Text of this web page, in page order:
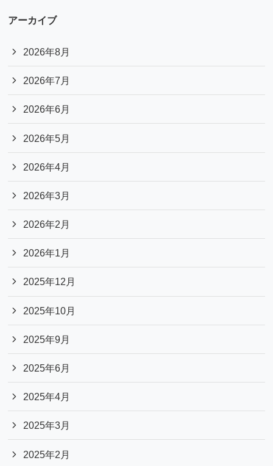
アーカイブ
2026年8月
2026年7月
2026年6月
2026年5月
2026年4月
2026年3月
2026年2月
2026年1月
2025年12月
2025年10月
2025年9月
2025年6月
2025年4月
2025年3月
2025年2月